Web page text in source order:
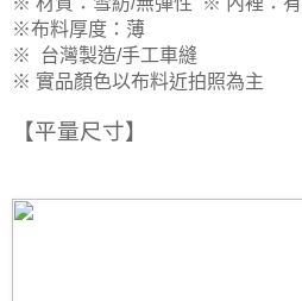
※布料厚度：薄
※
台灣製造/手工車縫
※ 實品顏色以布料近拍照為主
【平量尺寸】